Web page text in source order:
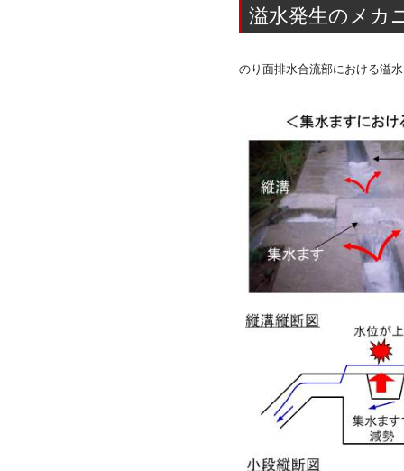
溢水発生のメカ
のり面排水合流部における溢